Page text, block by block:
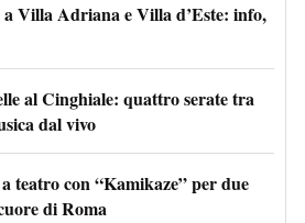
Villa Adriana e Villa d’Este: info,
al Cinghiale: quattro serate tra
dal vivo
teatro con “Kamikaze” per due
di Roma